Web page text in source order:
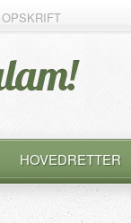
HOVEDRETTER